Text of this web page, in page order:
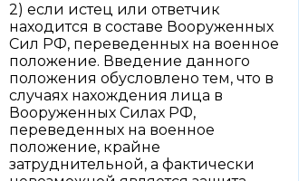
2) если истец или ответчик
находится в составе Вооруженных
Сил РФ, переведенных на военное
положение. Введение данного
положения обусловлено тем, что в
случаях нахождения лица в
Вооруженных Силах РФ,
переведенных на военное
положение, крайне
затруднительной, а фактически